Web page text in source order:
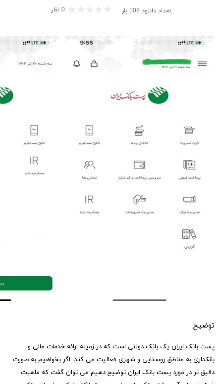
تعداد دانلود 108 بار 0 نظر
توضیح
پست بانک ایران یک بانک دولتی است که در زمینه ارائه خدمات مالی و
بانکداری به مناطق روستایی و شهری فعالیت می کند. اگر بخواهیم به صورت
دقیق تر در مورد پست بانک ایران توضیح دهیم می توان گفت که ماهیت